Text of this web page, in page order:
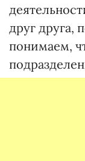
друг друга,
понимаем,